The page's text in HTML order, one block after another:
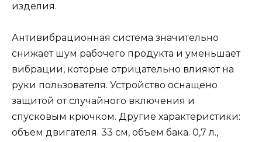
изделия.
Антивибрационная система значительно
снижает шум рабочего продукта и уменьшает
вибрации, которые отрицательно влияют на
руки пользователя. Устройство оснащено
защитой от случайного включения и
спусковым крючком. Другие характеристики:
объем двигателя. 33 см, объем бака. 0,7 л.,